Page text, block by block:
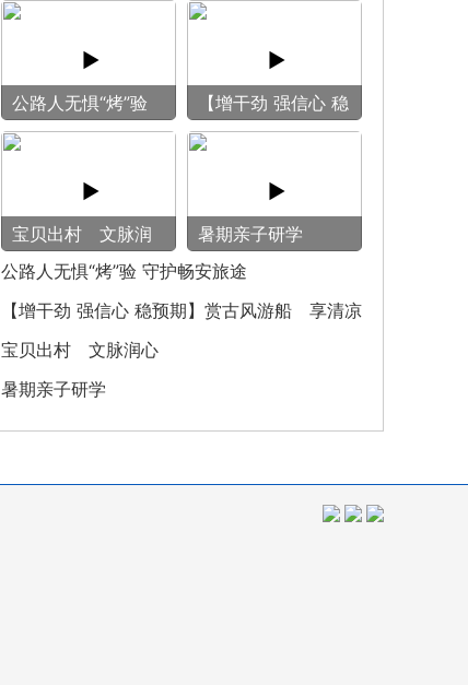
公路人无惧“烤”验
守护畅安旅途
【增干劲 强信心 稳
预期】赏古风游
宝贝出村 文脉润
心
暑期亲子研学
公路人无惧“烤”验 守护畅安旅途
【增干劲 强信心 稳预期】赏古风游船 享清凉
之旅
宝贝出村 文脉润心
暑期亲子研学